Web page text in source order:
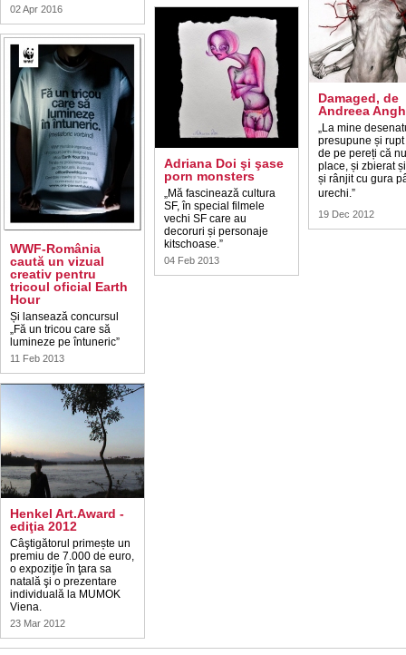
02 Apr 2016
WWF-România
caută un vizual
creativ pentru
tricoul oficial Earth
Hour
Și lansează concursul
„Fă un tricou care să
lumineze pe întuneric”
11 Feb 2013
Henkel Art.Award -
ediţia 2012
Câştigătorul primește un
premiu de 7.000 de euro,
o expoziţie în ţara sa
natală şi o prezentare
individuală la MUMOK
Viena.
23 Mar 2012
Adriana Doi şi şase
porn monsters
„Mă fascinează cultura
SF, în special filmele
vechi SF care au
decoruri și personaje
kitschoase.”
04 Feb 2013
Damaged, de
Andreea
„La mine
presupune și
de pe pereți că
place, și zbierat
și rânjit cu gura
urechi.”
19 Dec 2012